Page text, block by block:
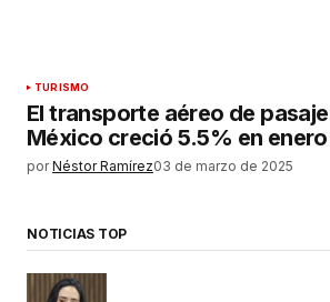
TURISMO
El transporte aéreo de
México creció 5.5% en
por Néstor Ramírez03 de marzo de 2025
NOTICIAS TOP